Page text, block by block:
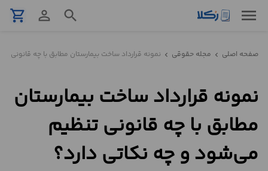
menu
search
person_outline
shopping_cart
نمونه
تنظیم
مشاوره
حقوقی
صفحه اصلی chevron_left مجله حقوقی chevron_left نمونه قرارداد ساخت بیمارستان مطابق با چه قانونی
نمونه قرارداد ساخت بیمارستان
مطابق با چه قانونی تنظیم
می‌شود و چه نکاتی دارد؟